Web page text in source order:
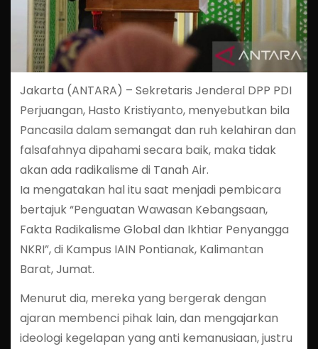
Jakarta (ANTARA) – Sekretaris Jenderal DPP PDI
Perjuangan, Hasto Kristiyanto, menyebutkan bila
Pancasila dalam semangat dan ruh kelahiran dan
falsafahnya dipahami secara baik, maka tidak
akan ada radikalisme di Tanah Air.
Ia mengatakan hal itu saat menjadi pembicara
bertajuk “Penguatan Wawasan Kebangsaan,
Fakta Radikalisme Global dan Ikhtiar Penyangga
NKRI”, di Kampus IAIN Pontianak, Kalimantan
Barat, Jumat.
Menurut dia, mereka yang bergerak dengan
ajaran membenci pihak lain, dan mengajarkan
ideologi kegelapan yang anti kemanusiaan, justru